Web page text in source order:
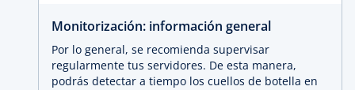
Monitorización: información general
Por lo general, se recomienda supervisar
regularmente tus servidores. De esta manera,
podrás detectar a tiempo los cuellos de botella en